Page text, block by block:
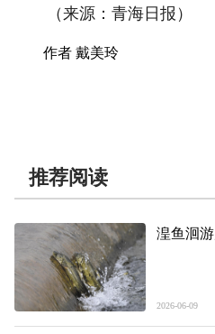
（来源：青海日报）
作者 戴美玲
推荐阅读
湟鱼洄
2026-06-09